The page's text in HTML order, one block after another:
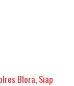
Blora, Siap